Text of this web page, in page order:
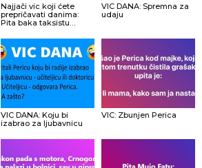
Najjači vic koji ćete
prepričavati danima:
Pita baka taksistu…
VIC DANA: Spremna za
udaju
VIC DANA: Koju bi
izabrao za ljubavnicu
VIC: Zbunjen Perica